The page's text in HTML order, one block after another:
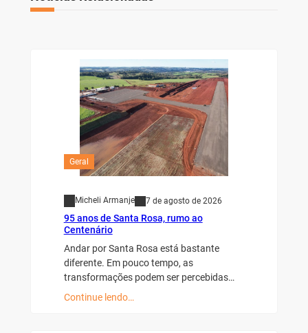
Geral
Micheli Armanje 7 de agosto de 2026
95 anos de Santa Rosa, rumo ao
Centenário
Andar por Santa Rosa está bastante
diferente. Em pouco tempo, as
transformações podem ser percebidas…
Continue lendo…